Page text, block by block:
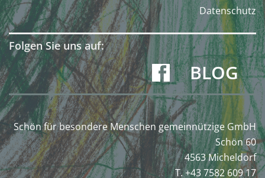
Datenschutz
Folgen Sie uns auf:
BLOG
Schön für besondere Menschen gemeinnützige GmbH
Schön 60
4563 Micheldorf
T. +43 7582 609 17